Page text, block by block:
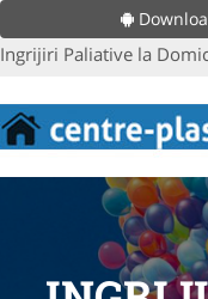
Ingrijiri Paliative la